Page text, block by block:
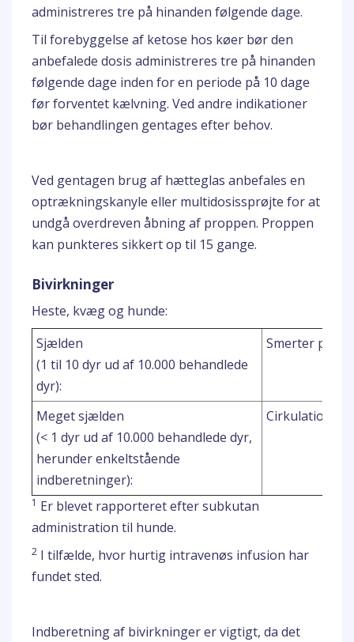
administreres tre på hinanden følgende dage.
Til forebyggelse af ketose hos køer bør den
anbefalede dosis administreres tre på hinanden
følgende dage inden for en periode på 10 dage
før forventet kælvning. Ved andre indikationer
bør behandlingen gentages efter behov.
Ved gentagen brug af hætteglas anbefales en
optrækningskanyle eller multidosissprøjte for at
undgå overdreven åbning af proppen. Proppen
kan punkteres sikkert op til 15 gange.
Bivirkninger
Heste, kvæg og hunde:
Sjælden
(1 til 10 dyr ud af 10.000 behandlede
dyr):
Smerter på
Meget sjælden
(< 1 dyr ud af 10.000 behandlede dyr,
herunder enkeltstående
indberetninger):
1 Er blevet rapporteret efter subkutan
administration til hunde.
2 I tilfælde, hvor hurtig intravenøs infusion har
fundet sted.
Indberetning af bivirkninger er vigtigt, da det